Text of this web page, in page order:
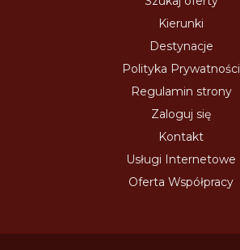
Kierunki
Destynacje
Polityka Prywatności
Regulamin strony
Zaloguj się
Kontakt
Usługi Internetowe
Oferta Współpracy